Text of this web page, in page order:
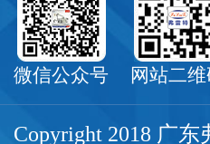
微信公众号 网站二
Copyright 2018 广